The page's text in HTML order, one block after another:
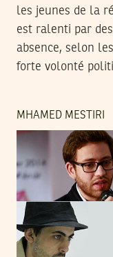
les jeunes de la
est ralenti par
absence, selon
forte volonté
MHAMED MESTIRI